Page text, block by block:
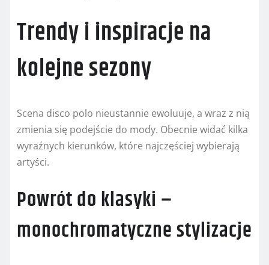
Trendy i inspiracje na
kolejne sezony
Scena disco polo nieustannie ewoluuje, a wraz z nią
zmienia się podejście do mody. Obecnie widać kilka
wyraźnych kierunków, które najczęściej wybierają
artyści.
Powrót do klasyki –
monochromatyczne stylizacje